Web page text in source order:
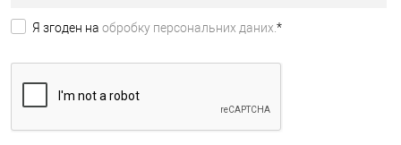
Я згоден на обробку персональних даних. *